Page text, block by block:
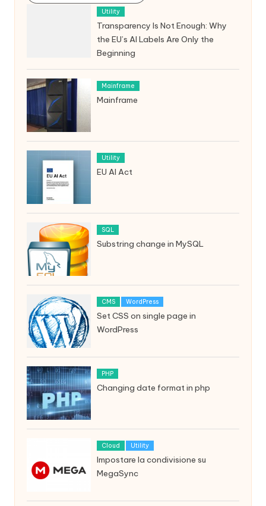
Utility
Transparency Is Not Enough: Why
the EU’s AI Labels Are Only the
Beginning
Mainframe
Mainframe
Utility
EU AI Act
SQL
Substring change in MySQL
CMS WordPress
Set CSS on single page in
WordPress
PHP
Changing date format in php
Cloud Utility
Impostare la condivisione su
MegaSync